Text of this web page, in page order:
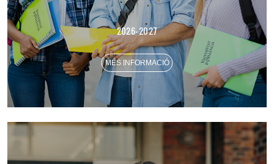
2026-2027
MÉS INFORMACIÓ